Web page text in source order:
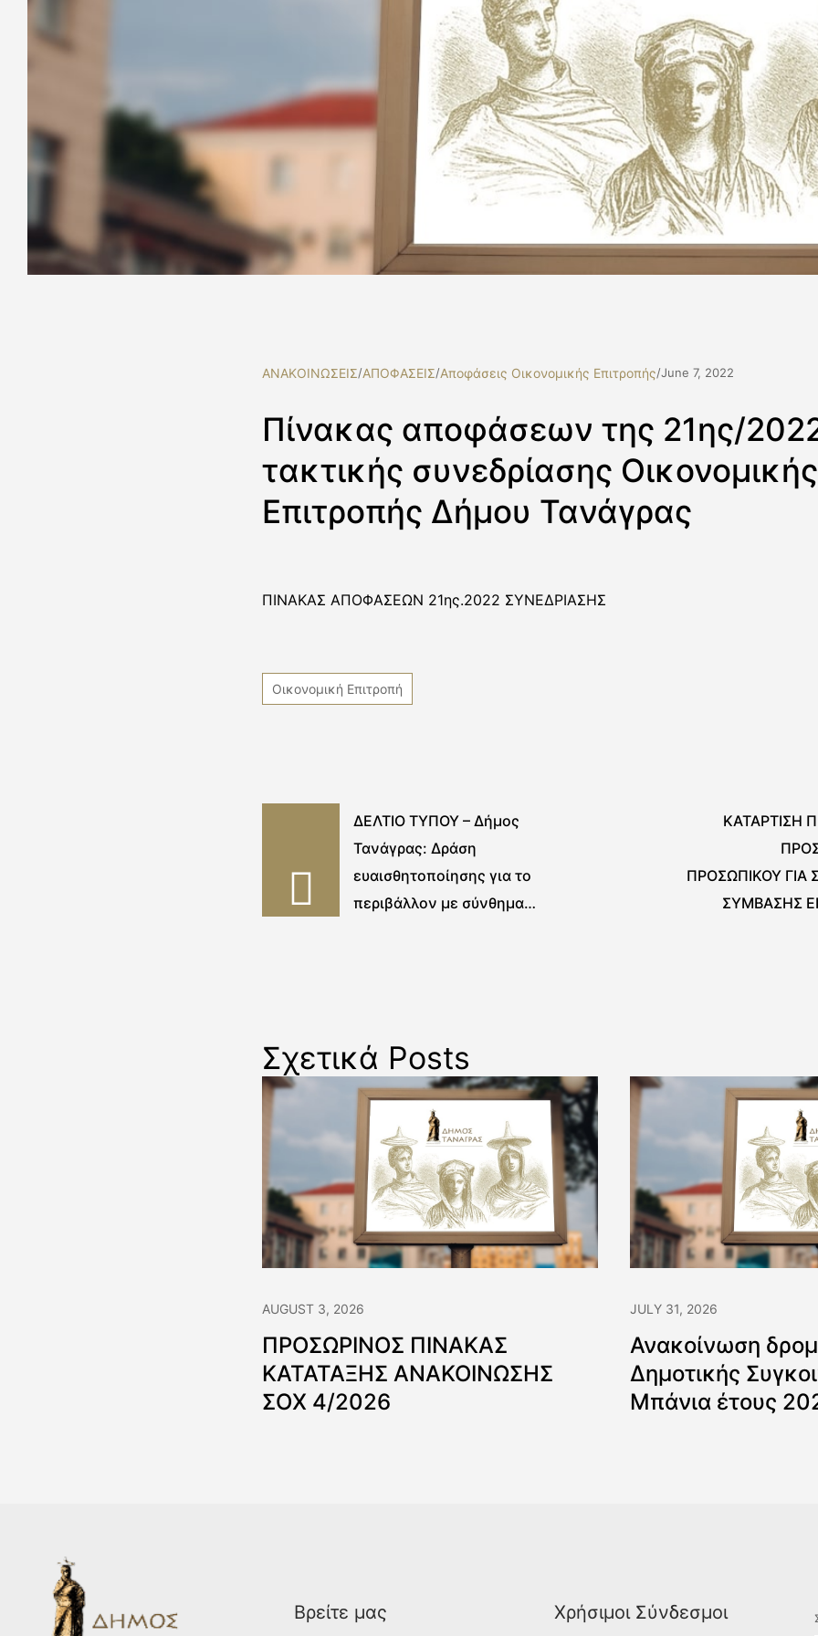
ΑΝΑΚΟΙΝΩΣΕΙΣ/ΑΠΟΦΑΣΕΙΣ/Αποφάσεις Οικονομικής Επιτροπής/June 7, 2022
Πίνακας αποφάσεων της 21ης/
τακτικής συνεδρίασης Οικονομικής
Επιτροπής Δήμου Τανάγρας
ΠΙΝΑΚΑΣ ΑΠΟΦΑΣΕΩΝ 21ης.2022 ΣΥΝΕΔΡΙΑΣΗΣ
Οικονομική Επιτροπή
ΔΕΛΤΙΟ ΤΥΠΟΥ – Δήμος
Τανάγρας: Δράση
ευαισθητοποίησης για το
περιβάλλον με σύνθημα
ΚΑΤΑΡΤΙΣΗ
ΠΡΟΣΩΠΙΚΟΥ ΓΙΑ
ΣΥΜΒΑΣΗΣ
Σχετικά Posts
AUGUST 3, 2026
ΠΡΟΣΩΡΙΝΟΣ ΠΙΝΑΚΑΣ
ΚΑΤΑΤΑΞΗΣ ΑΝΑΚΟΙΝΩΣΗΣ
ΣΟΧ 4/2026
JULY 31, 2026
Ανακοίνωση
Δημοτικής
Μπάνια έτους
Βρείτε μας Χρήσιμοι Σύνδεσμοι